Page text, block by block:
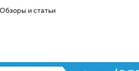
Обзоры и статьи